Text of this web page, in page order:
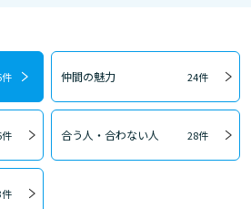
件 仲間の魅力 24件
合う人・合わない人 28件
件